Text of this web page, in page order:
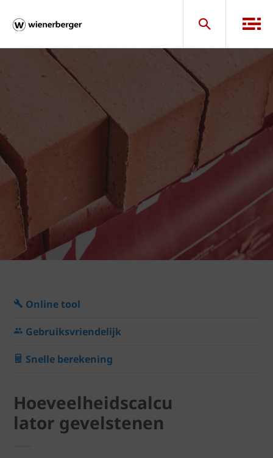
Online tool
Gebruiksvriendelijk
Snelle berekening
Hoeveelheidscalcu
lator gevelstenen